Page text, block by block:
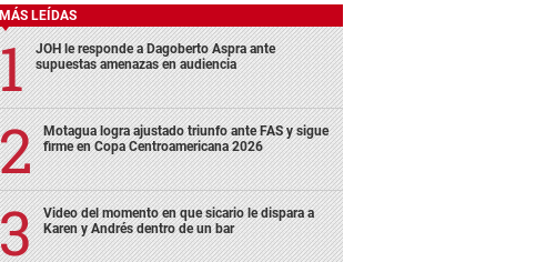
MÁS LEÍDAS
JOH le responde a Dagoberto Aspra ante
supuestas amenazas en audiencia
Motagua logra ajustado triunfo ante FAS y sigue
firme en Copa Centroamericana 2026
Video del momento en que sicario le dispara a
Karen y Andrés dentro de un bar